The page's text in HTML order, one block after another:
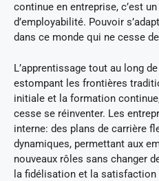
continue en entreprise, c’est
d’employabilité. Pouvoir
dans ce monde qui ne cesse
L’apprentissage tout au long
estompant les frontières
initiale et la formation
cesse se réinventer. Les
interne: des plans de carrière
dynamiques, permettant aux
nouveaux rôles sans changer
la fidélisation et la